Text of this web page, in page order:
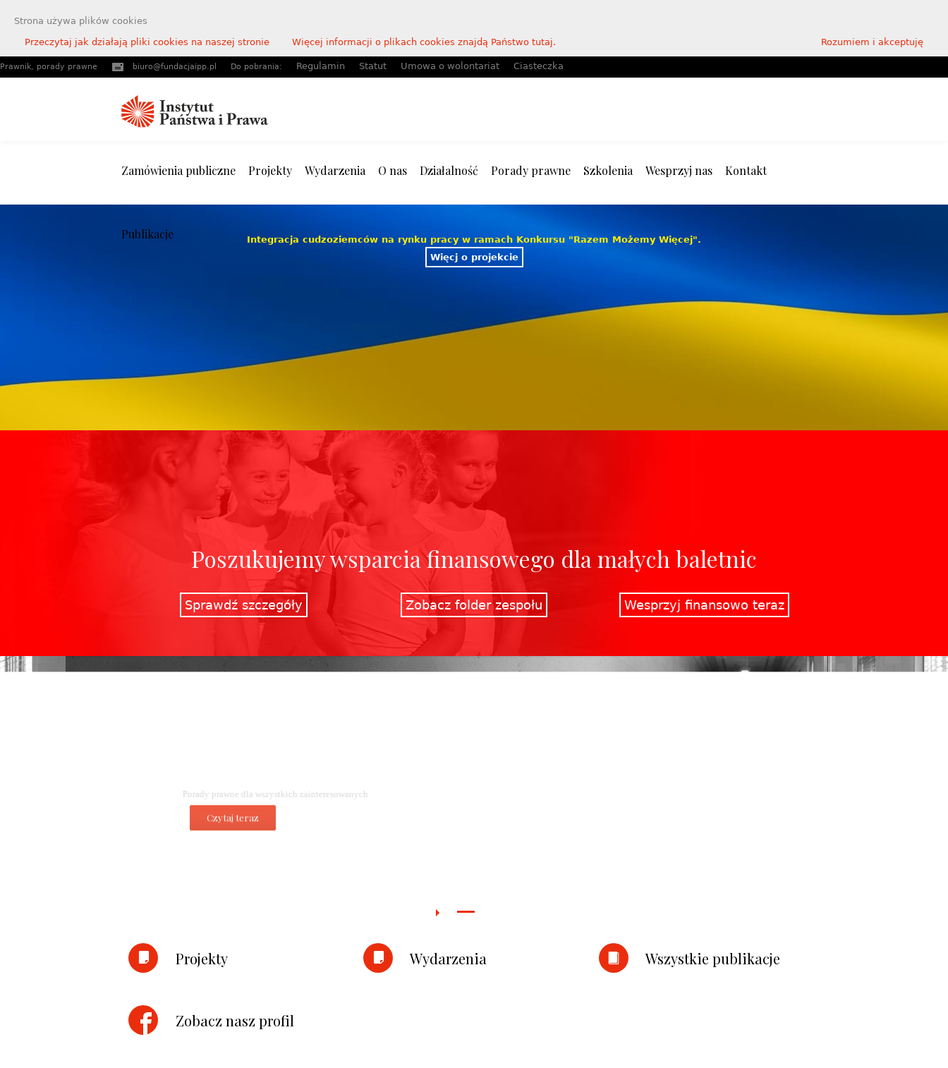
Strona używa plików cookies
Przeczytaj jak działają pliki cookies na naszej stronie
Więcej informacji o plikach cookies znajdą Państwo tutaj. Rozumiem i akceptuję
Prawnik, porady prawne biuro@fundacjaipp.pl Do pobrania: Regulamin Statut Umowa o wolontariat Ciasteczka
Zamówienia publiczne Projekty Wydarzenia O nas Działalność Porady prawne Szkolenia Wesprzyj nas Kontakt
Publikacje
Integracja cudzoziemców na rynku pracy w ramach Konkursu "Razem Możemy Więcej".
Więcj o projekcie
Poszukujemy wsparcia finansowego dla małych baletnic
Sprawdź szczegóły Zobacz folder zespołu Wesprzyj finansowo teraz
Projekty Wydarzenia Wszystkie publikacje
Zobacz nasz profil